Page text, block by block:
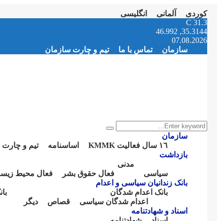
کوردی آلمانی
انگلیسی
Facebook
Twitter
Instagram
Youtube
Email
Telegram
31.3
C
35.3144, 46.992
07.08.2026
سازمان
تماس با ما تیم و چارت سازمان
Search
for:
Search
سازمان
١٦ سال فعالیت KMMK
اساسنامە تیم و
بازداشت
سیاسی
مدنی
فعال حقوق بشر
فعال محیط
بانک زندانیان سیاسی و اعدام
بانک اعدام شدگان
اعدام شدگان سیاسی
قصاص دیگر
اسناد و شهادتنامە